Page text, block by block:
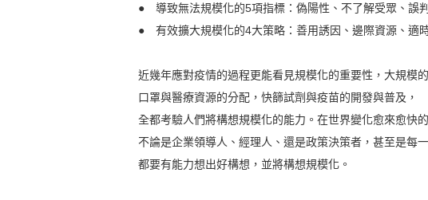
● 導致無法規模化的5項指標：偽陽性、不了解受眾、誤
● 有效擴大規模化的4大策略：善用誘因、邊際資源、適
近幾年應對疫情的過程更能看見規模化的重要性，大規模的
口罩與醫療資源的分配，快篩試劑與疫苗的開發與普及，
全都考驗人們將構想規模化的能力。在世界變化愈來愈快的
不論是企業領導人、經理人、還是政策決策者，甚至是每一
都要有能力想出好構想，並將構想規模化。